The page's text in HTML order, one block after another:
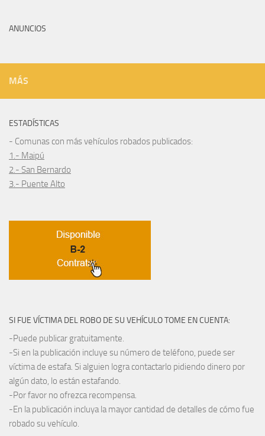
ANUNCIOS
MÁS
ESTADÍSTICAS
- Comunas con más vehículos robados publicados:
1.- Maipú
2.- San Bernardo
3.- Puente Alto
SI FUE VÍCTIMA DEL ROBO DE SU VEHÍCULO TOME EN CUENTA:
-Puede publicar gratuitamente.
-Si en la publicación incluye su número de teléfono, puede ser
víctima de estafa. Si alguien logra contactarlo pidiendo dinero por
algún dato, lo están estafando.
-Por favor no ofrezca recompensa.
-En la publicación incluya la mayor cantidad de detalles de cómo fue
robado su vehículo.